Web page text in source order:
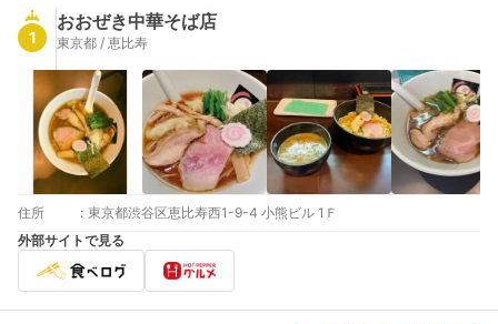
1
おおぜき中華そば店
東京都 / 恵比寿
住所 : 東京都渋谷区恵比寿西1-9-4 小熊ビル 1Ｆ
外部サイトで見る